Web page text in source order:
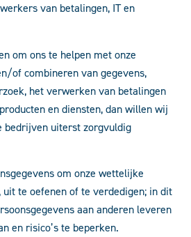
van betalingen, IT en
om ons te helpen met onze
of combineren van gegevens,
het verwerken van betalingen
en diensten, dan willen wij
bedrijven uiterst zorgvuldig
om onze wettelijke
te oefenen of te verdedigen; in dit
aan anderen leveren
en risico’s te beperken.